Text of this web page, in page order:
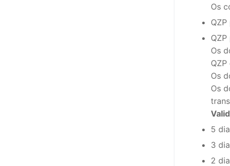
DOCENTES
Área de Sócios
Os
Os
Os
Os
5
3
2